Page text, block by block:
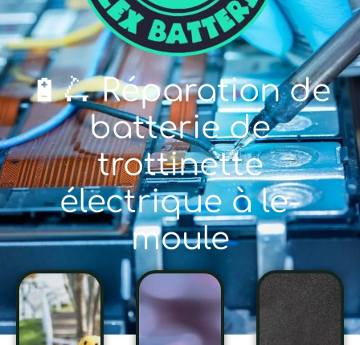
🔋🛴 Réparation de
batterie de
trottinette
électrique à le-
moule